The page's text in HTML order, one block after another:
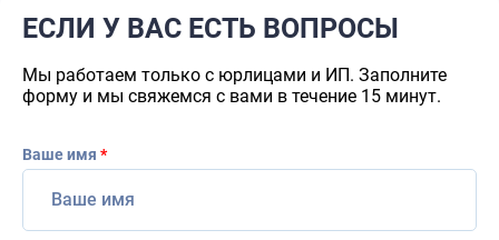
ЕСЛИ У ВАС ЕСТЬ ВОПРОСЫ
Мы работаем только с юрлицами и ИП. Заполните
форму и мы свяжемся с вами в течение 15 минут.
Ваше имя *